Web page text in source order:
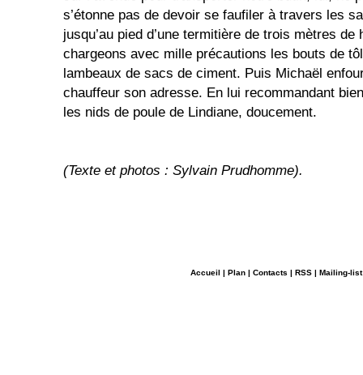
s’étonne pas de devoir se faufiler à travers les
jusqu’au pied d’une termitière de trois mètres
chargeons avec mille précautions les bouts de
lambeaux de sacs de ciment. Puis Michaël
chauffeur son adresse. En lui recommandant
les nids de poule de Lindiane, doucement.
(Texte et photos : Sylvain Prudhomme).
Accueil | Plan | Contacts | RSS | Mailing-list